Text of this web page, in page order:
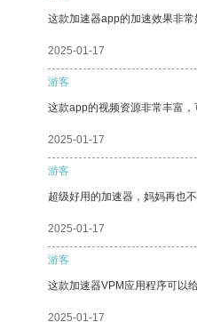
这款加速器app的加速效果非
2025-01-17
游客
这款app的视频资源非常丰富，
2025-01-17
游客
超级好用的加速器，妈妈再也
2025-01-17
游客
这款加速器VPM应用程序可以
2025-01-17